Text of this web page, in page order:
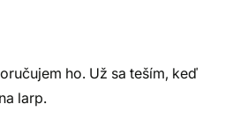
ho. Už sa teším, keď
larp.